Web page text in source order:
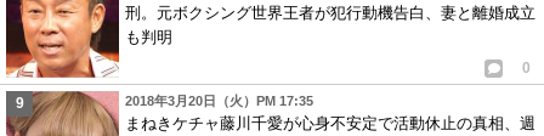
刑。元ボクシング世界王者が犯行動機告白、妻と離婚成立
も判明
0
2018年3月20日（火）PM 17:35
まねきケチャ藤川千愛が心身不安定で活動休止の真相、週